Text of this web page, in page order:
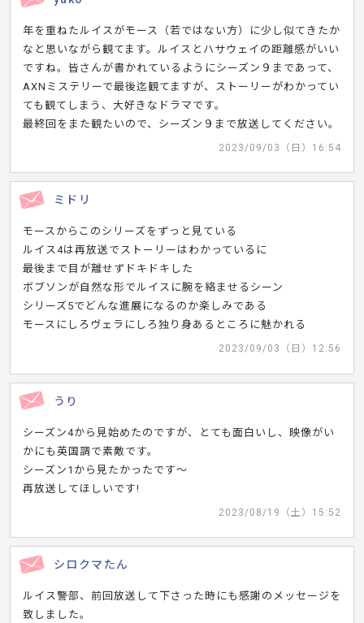
年を重ねたルイスがモース（若ではない方）に少し似てきたか
なと思いながら観てます。ルイスとハサウェイの距離感がいい
ですね。皆さんが書かれているようにシーズン９まであって、
AXNミステリーで最後迄観てますが、ストーリーがわかってい
ても観てしまう、大好きなドラマです。
最終回をまた観たいので、シーズン９まで放送してください。
2023/09/03（日）16:54
ミドリ
モースからこのシリーズをずっと見ている
ルイス4は再放送でストーリーはわかっているに
最後まで目が離せずドキドキした
ボブソンが自然な形でルイスに腕を絡ませるシーン
シリーズ5でどんな進展になるのか楽しみである
モースにしろヴェラにしろ独り身あるところに魅かれる
2023/09/03（日）12:56
うり
シーズン4から見始めたのですが、とても面白いし、映像がい
かにも英国調で素敵です。
シーズン1から見たかったです〜
再放送してほしいです!
2023/08/19（土）15:52
シロクマたん
ルイス警部、前回放送して下さった時にも感謝のメッセージを
致しました。